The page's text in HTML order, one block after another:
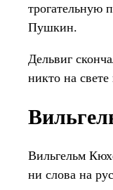
Пушкин.
Дельвиг
никто на
Вильгельм
ни слова на